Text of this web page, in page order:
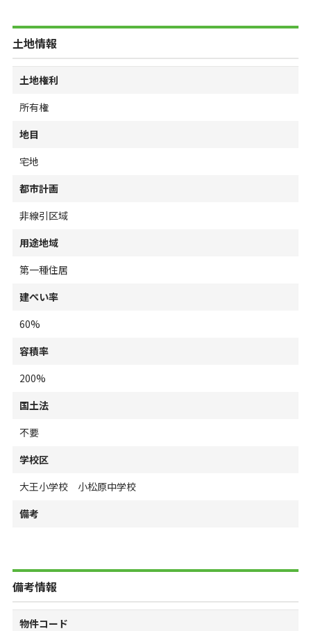
土地情報
土地権利
所有権
地目
宅地
都市計画
非線引区域
用途地域
第一種住居
建ぺい率
60%
容積率
200%
国土法
不要
学校区
大王小学校 小松原中学校
備考
備考情報
物件コード